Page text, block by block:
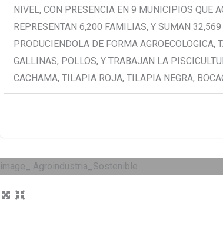
NIVEL, CON PRESENCIA EN 9 MUNICIPIOS QUE
REPRESENTAN 6,200 FAMILIAS, Y SUMAN
PRODUCIENDOLA DE FORMA AGROECOLOGICA,
GALLINAS, POLLOS, Y TRABAJAN LA
CACHAMA, TILAPIA ROJA, TILAPIA NEGRA,
image_ Agroindustria_Sostenible